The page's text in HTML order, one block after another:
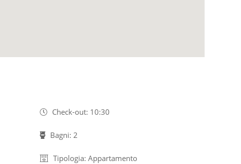
Check-out: 10:30
Bagni: 2
Tipologia: Appartamento